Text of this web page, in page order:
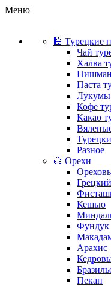
Меню
🕌 Турецкие
Чай
Халва
Паста
Лукумы
Кофе
Какао
Разное
🌰 Орехи
Кешью
Фундук
Арахис
Пекан